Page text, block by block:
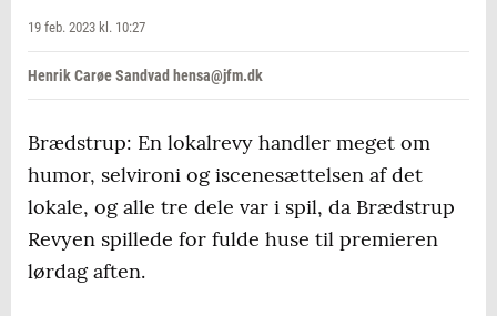
19 feb. 2023 kl. 10:27
Henrik Carøe Sandvad hensa@jfm.dk
Brædstrup: En lokalrevy handler meget om
humor, selvironi og iscenesættelsen af det
lokale, og alle tre dele var i spil, da Brædstrup
Revyen spillede for fulde huse til premieren
lørdag aften.